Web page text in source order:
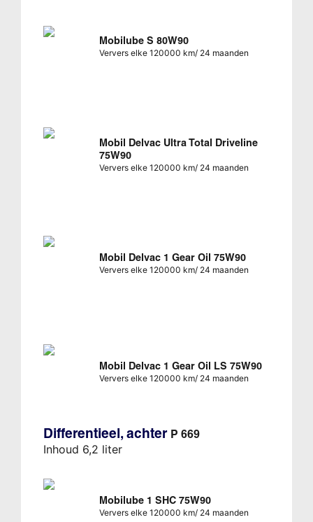
Mobilube S 80W90
Ververs elke 120000 km/ 24 maanden
Mobil Delvac Ultra Total Driveline
75W90
Ververs elke 120000 km/ 24 maanden
Mobil Delvac 1 Gear Oil 75W90
Ververs elke 120000 km/ 24 maanden
Mobil Delvac 1 Gear Oil LS 75W90
Ververs elke 120000 km/ 24 maanden
Differentieel, achter P 669
Inhoud 6,2 liter
Mobilube 1 SHC 75W90
Ververs elke 120000 km/ 24 maanden